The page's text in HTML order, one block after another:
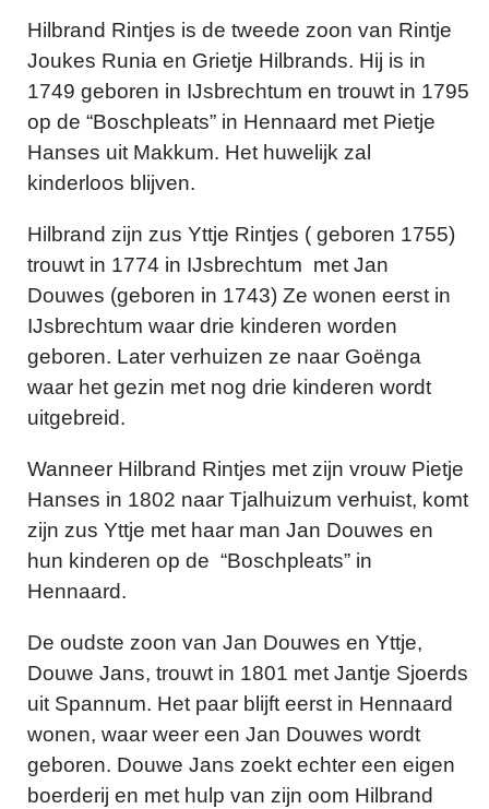
Hilbrand Rintjes is de tweede zoon van Rintje
Joukes Runia en Grietje Hilbrands. Hij is in
1749 geboren in IJsbrechtum en trouwt in 1795
op de “Boschpleats” in Hennaard met Pietje
Hanses uit Makkum. Het huwelijk zal
kinderloos blijven.
Hilbrand zijn zus Yttje Rintjes ( geboren 1755)
trouwt in 1774 in IJsbrechtum met Jan
Douwes (geboren in 1743) Ze wonen eerst in
IJsbrechtum waar drie kinderen worden
geboren. Later verhuizen ze naar Goënga
waar het gezin met nog drie kinderen wordt
uitgebreid.
Wanneer Hilbrand Rintjes met zijn vrouw Pietje
Hanses in 1802 naar Tjalhuizum verhuist, komt
zijn zus Yttje met haar man Jan Douwes en
hun kinderen op de “Boschpleats” in
Hennaard.
De oudste zoon van Jan Douwes en Yttje,
Douwe Jans, trouwt in 1801 met Jantje Sjoerds
uit Spannum. Het paar blijft eerst in Hennaard
wonen, waar weer een Jan Douwes wordt
geboren. Douwe Jans zoekt echter een eigen
boerderij en met hulp van zijn oom Hilbrand